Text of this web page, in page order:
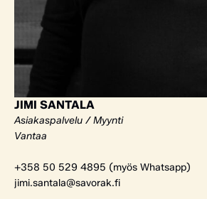
JIMI SANTALA
Asiakaspalvelu / Myynti
Vantaa
+358 50 529 4895 (myös Whatsapp)
jimi.santala@savorak.fi